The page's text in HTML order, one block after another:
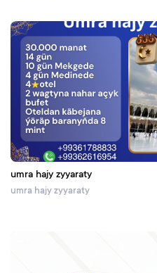
umra hajy zyyaraty
umra hajy zyyaraty